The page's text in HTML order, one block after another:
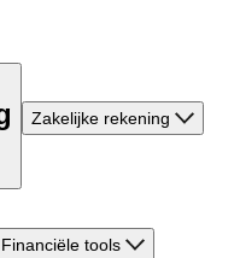
Zakelijke rekening
Financiële tools